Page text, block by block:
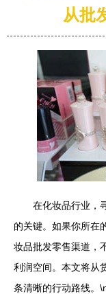
从批
在化妆品行业，
的关键。如果你所在
妆品批发零售渠道，
利润空间。本文将从
条清晰的行动路线。